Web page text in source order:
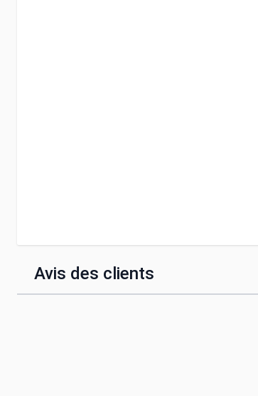
Avis des clients